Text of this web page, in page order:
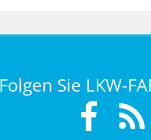
Folgen Sie LKW-